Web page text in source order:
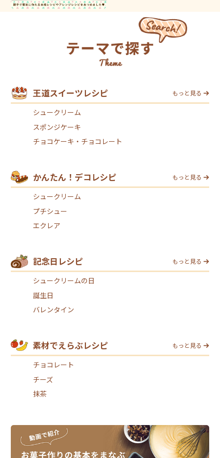
王道スイーツレシピ もっと見る
シュークリーム
スポンジケーキ
チョコケーキ・チョコレート
かんたん！デコレシピ もっと見る
シュークリーム
プチシュー
エクレア
記念日レシピ もっと見る
シュークリームの日
誕生日
バレンタイン
素材でえらぶレシピ もっと見る
チョコレート
チーズ
抹茶